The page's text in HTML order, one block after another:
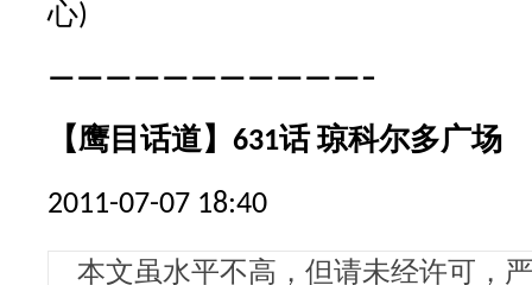
心)
———————————–
【鹰目话道】631话 琼科尔多广场
2011-07-07 18:40
本文虽水平不高，但请未经许可，